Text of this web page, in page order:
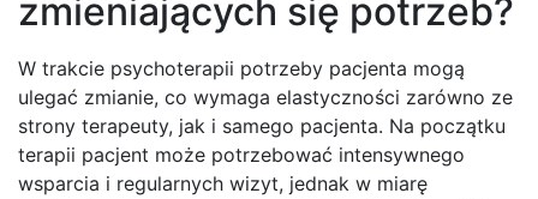
zmieniających się potrzeb?
W trakcie psychoterapii potrzeby pacjenta mogą
ulegać zmianie, co wymaga elastyczności zarówno ze
strony terapeuty, jak i samego pacjenta. Na początku
terapii pacjent może potrzebować intensywnego
wsparcia i regularnych wizyt, jednak w miarę